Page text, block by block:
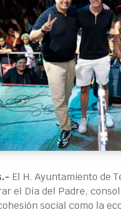
El H. Ayuntamiento de
el Día del Padre,
social como la